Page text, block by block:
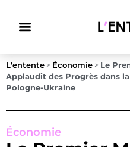
L'entente > Économie > Le
Applaudit des Progrès dans
Pologne-Ukraine
Économie